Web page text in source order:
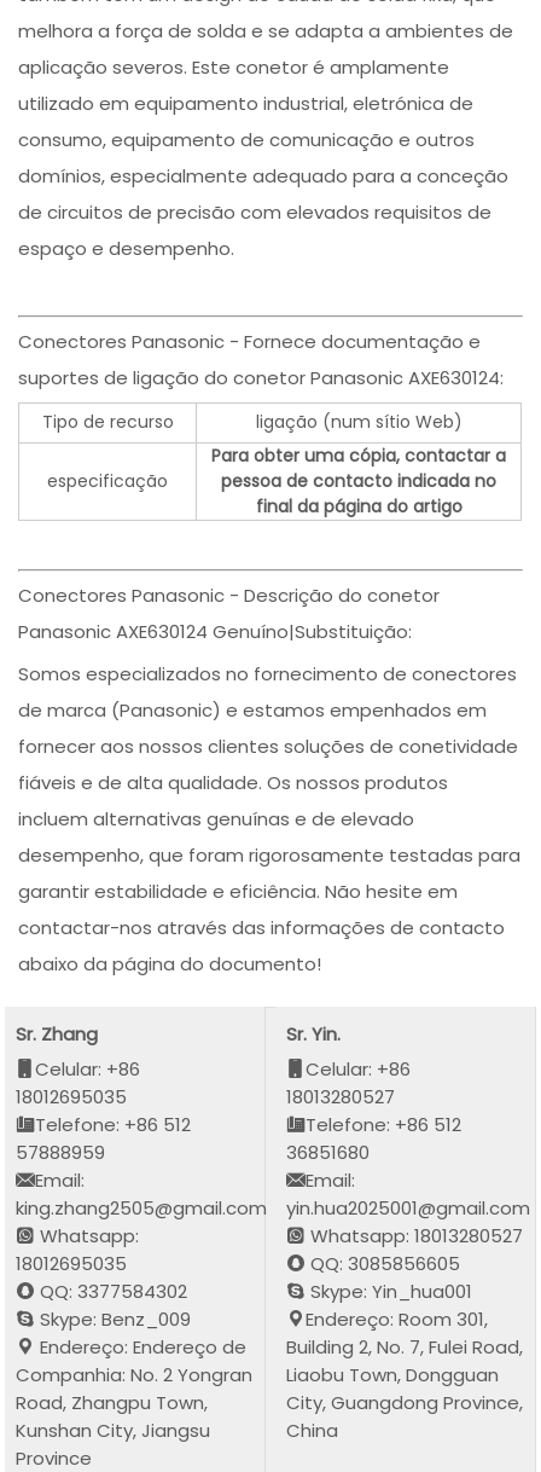
melhora a força de solda e se adapta a ambientes de
aplicação severos. Este conetor é amplamente
utilizado em equipamento industrial, eletrónica de
consumo, equipamento de comunicação e outros
domínios, especialmente adequado para a conceção
de circuitos de precisão com elevados requisitos de
espaço e desempenho.
Conectores Panasonic - Fornece documentação e
suportes de ligação do conetor Panasonic AXE630124:
Tipo de recurso ligação (num sítio Web)
especificação
Para obter uma cópia, contactar a
pessoa de contacto indicada no
final da página do artigo
Conectores Panasonic - Descrição do conetor
Panasonic AXE630124 Genuíno|Substituição:
Somos especializados no fornecimento de conectores
de marca (Panasonic) e estamos empenhados em
fornecer aos nossos clientes soluções de conetividade
fiáveis e de alta qualidade. Os nossos produtos
incluem alternativas genuínas e de elevado
desempenho, que foram rigorosamente testadas para
garantir estabilidade e eficiência. Não hesite em
contactar-nos através das informações de contacto
abaixo da página do documento!
Sr. Zhang
Celular: +86
18012695035
Telefone: +86 512
57888959
Email:
king.zhang2505@gmail.com
Whatsapp:
18012695035
QQ: 3377584302
Skype: Benz_009
Endereço: Endereço de
Companhia: No. 2 Yongran
Road, Zhangpu Town,
Kunshan City, Jiangsu
Province
Sr. Yin.
Celular: +86
18013280527
Telefone: +86 512
36851680
Email:
yin.hua2025001@gmail.com
Whatsapp: 18013280527
QQ: 3085856605
Skype: Yin_hua001
Endereço: Room 301,
Building 2, No. 7, Fulei Road,
Liaobu Town, Dongguan
City, Guangdong Province,
China